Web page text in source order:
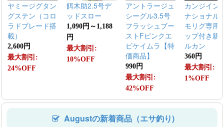
ヤミージグタン
グステン（コロ
ラドブレード搭
載）
2,600円
最大割引:
24%OFF
餌木助2.5号デ
ッドスロー
1,090円～1,188
円
最大割引:
10%OFF
アントラージュ
シーグル3.5号
フラッシュブー
ストFピンクエ
ビケイムラ【特
価商品】
990円
最大割引:
42%OFF
カンジイン
ナショナ
モリグ専用
ップ付き親
ルカン
360円
最大割引:
1%OFF
Augustの新着商品（エサ釣り)